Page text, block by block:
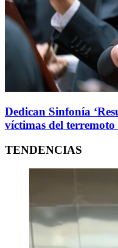
Dedican Sinfonía
víctimas del terremoto
TENDENCIAS